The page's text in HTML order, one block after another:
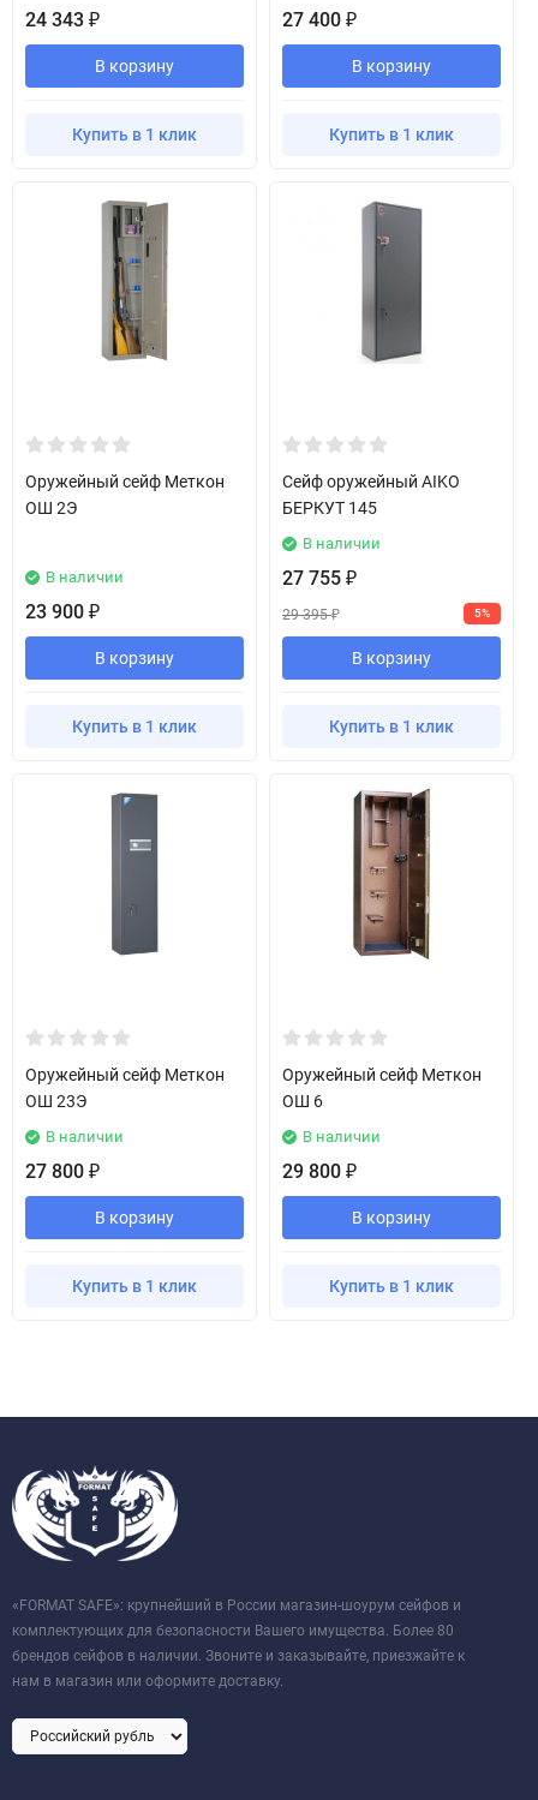
24 343 ₽
В корзину
Купить в 1 клик
27 400 ₽
В корзину
Купить в 1 клик
Оружейный сейф Меткон
ОШ 2Э
В наличии
23 900 ₽
В корзину
Купить в 1 клик
Сейф оружейный AIKO
БЕРКУТ 145
В наличии
27 755 ₽
29 395₽ 5%
В корзину
Купить в 1 клик
Оружейный сейф Меткон
ОШ 23Э
В наличии
27 800 ₽
В корзину
Купить в 1 клик
Оружейный сейф Меткон
ОШ 6
В наличии
29 800 ₽
В корзину
Купить в 1 клик
«FORMAT SAFE»: крупнейший в России магазин-шоурум сейфов и
комплектующих для безопасности Вашего имущества. Более 80
брендов сейфов в наличии. Звоните и заказывайте, приезжайте к
нам в магазин или оформите доставку.